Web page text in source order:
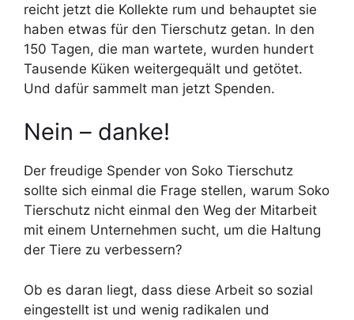
reicht jetzt die Kollekte rum und behauptet sie
haben etwas für den Tierschutz getan. In den
150 Tagen, die man wartete, wurden hundert
Tausende Küken weitergequält und getötet.
Und dafür sammelt man jetzt Spenden.
Nein – danke!
Der freudige Spender von Soko Tierschutz
sollte sich einmal die Frage stellen, warum Soko
Tierschutz nicht einmal den Weg der Mitarbeit
mit einem Unternehmen sucht, um die Haltung
der Tiere zu verbessern?
Ob es daran liegt, dass diese Arbeit so sozial
eingestellt ist und wenig radikalen und